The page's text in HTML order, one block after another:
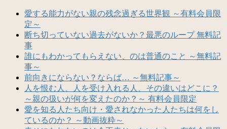
愛する能力がない親の残念過ぎる世界観 ～有料会員限
定～
断ち切っていない過去がないか？最悪のループ 無料記
事
誰にもわかってもらえない、のは普通のこと ～無料記
事～
前向きにならない？ならば… ～無料記事～
人を恨む人、人を受け入れる人、その違いはどこに？
～親の扱いが何を変えたのか？～ 有料会員限定
愛を知る人たち向け・愛されなかった人たちは何をし
ているのか？ ～動画抜粋～